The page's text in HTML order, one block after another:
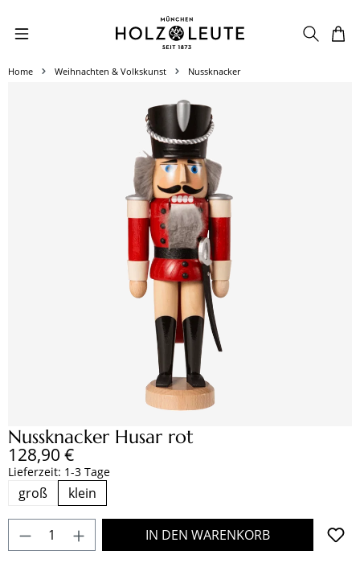
Zum Hauptinhalt springen
Home Weihnachten & Volkskunst Nussknacker
Nussknacker Husar rot
Regulärer Preis:
128,90 €
Lieferzeit: 1-3 Tage
groß klein
Produkt Anzahl: Gib den gewünschten
IN DEN WARENKORB